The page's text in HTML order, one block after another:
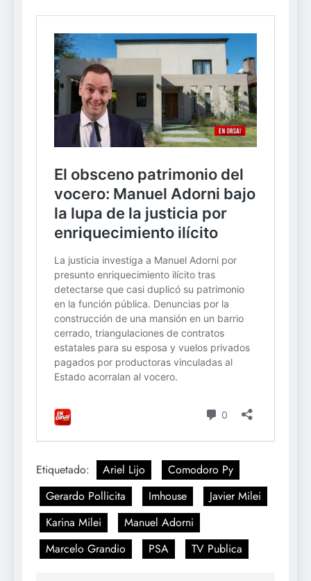
Etiquetado: Ariel Lijo
Comodoro Py
Gerardo Pollicita
Imhouse
Javier Milei
Karina Milei
Manuel Adorni
Marcelo Grandio
PSA TV Publica